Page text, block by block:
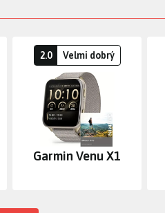
2.0 Velmi dobrý
Garmin Venu X1